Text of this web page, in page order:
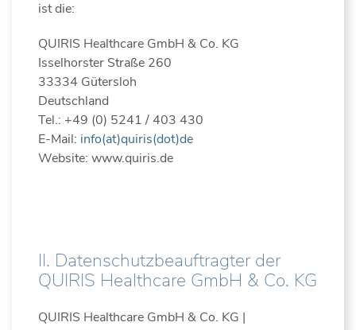
ist die:
QUIRIS Healthcare GmbH & Co. KG
Isselhorster Straße 260
33334 Gütersloh
Deutschland
Tel.: +49 (0) 5241 / 403 430
E-Mail: info(at)quiris(dot)de
Website: www.quiris.de
II. Datenschutzbeauftragter der
QUIRIS Healthcare GmbH & Co. KG
QUIRIS Healthcare GmbH & Co. KG |